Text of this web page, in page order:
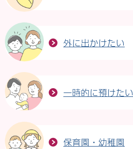
外に出かけたい
一時的に預けたい
保育園・幼稚園